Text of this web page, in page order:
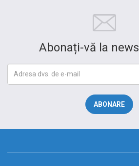
Abonați-vă la